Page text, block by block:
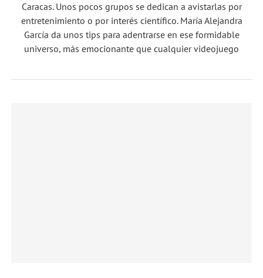
Caracas. Unos pocos grupos se dedican a avistarlas por
entretenimiento o por interés científico. María Alejandra
García da unos tips para adentrarse en ese formidable
universo, más emocionante que cualquier videojuego